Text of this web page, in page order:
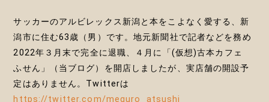
サッカーのアルビレックス新潟と本をこよなく愛する、新
潟市に住む63歳（男）です。地元新聞社で記者などを務め
2022年３月末で完全に退職、４月に「(仮想)古本カフェ
ふせん」（当ブログ）を開店しましたが、実店舗の開設予
定はありません。Twitterは
https://twitter.com/meguro_atsushi